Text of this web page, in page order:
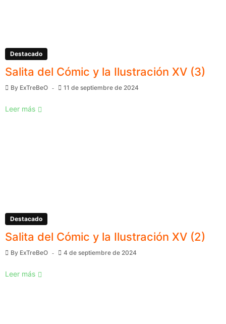
Destacado
Salita del Cómic y la Ilustración XV (3)
By ExTreBeO 11 de septiembre de 2024
Leer más
Destacado
Salita del Cómic y la Ilustración XV (2)
By ExTreBeO 4 de septiembre de 2024
Leer más